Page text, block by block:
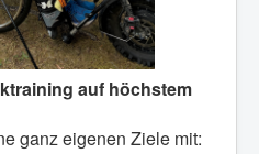
auf höchstem
ganz eigenen Ziele mit: